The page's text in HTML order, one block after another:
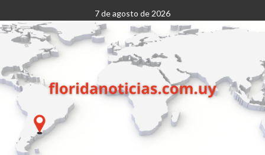
al
contenido
7 de agosto de 2026